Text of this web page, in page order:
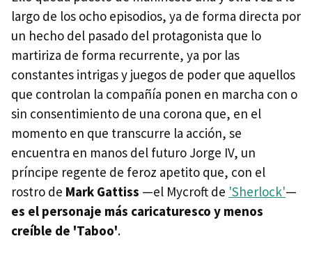
largo de los ocho episodios, ya de forma directa por
un hecho del pasado del protagonista que lo
martiriza de forma recurrente, ya por las
constantes intrigas y juegos de poder que aquellos
que controlan la compañía ponen en marcha con o
sin consentimiento de una corona que, en el
momento en que transcurre la acción, se
encuentra en manos del futuro Jorge IV, un
príncipe regente de feroz apetito que, con el
rostro de Mark Gattiss —el Mycroft de 'Sherlock'—
es el personaje más caricaturesco y menos
creíble de 'Taboo'.